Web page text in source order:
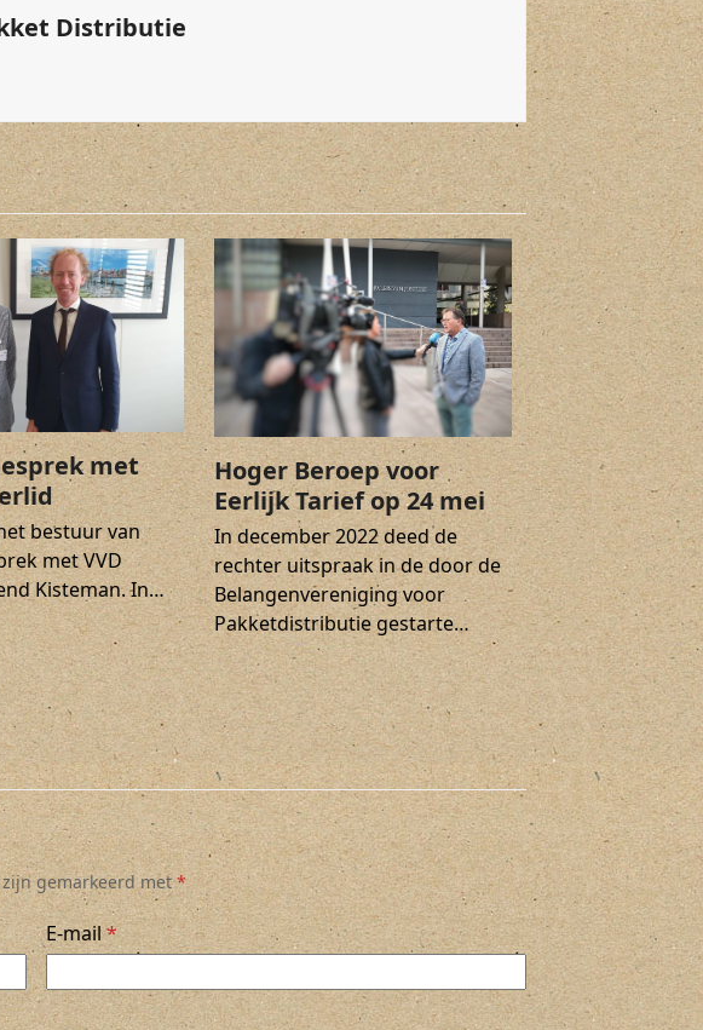
Distributie
met
bestuur van
met VVD
Kisteman. In…
Hoger Beroep voor
Eerlijk Tarief op 24 mei
In december 2022 deed de
rechter uitspraak in de door de
Belangenvereniging voor
Pakketdistributie gestarte…
zijn gemarkeerd met*
E-mail*